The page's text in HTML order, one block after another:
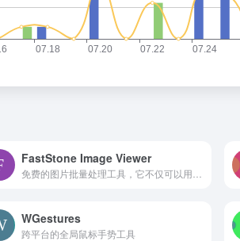
FastStone Image Viewer
WGestures
跨平台的全局鼠标手势工具